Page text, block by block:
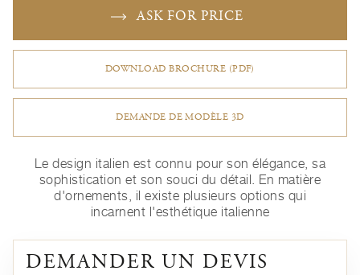
ASK FOR PRICE
DOWNLOAD BROCHURE (PDF)
DEMANDE DE MODÈLE 3D
Le design italien est connu pour son élégance, sa
sophistication et son souci du détail. En matière
d'ornements, il existe plusieurs options qui
incarnent l'esthétique italienne
DEMANDER UN DEVIS